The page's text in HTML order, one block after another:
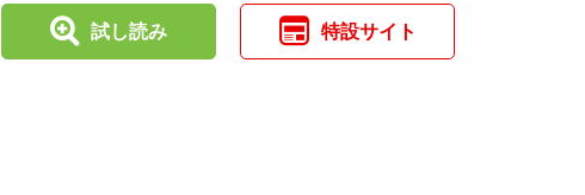
試し読み 特設サイト